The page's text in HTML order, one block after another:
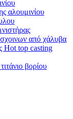
αλουμινίου
από χάλυβα
Hot top casting
βορίου